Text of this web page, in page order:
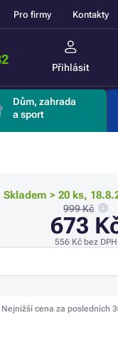
Pro firmy Kontakty
Přihlásit
Dům, zahrada
a sport
Skladem > 20 ks,
999 Kč
673
556 Kč bez DPH
Nejnižší cena za posledních